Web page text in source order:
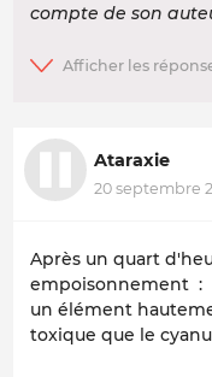
compte de son
Ataraxie
20 septembre
Après un quart
empoisonnement :
un élément
toxique que le